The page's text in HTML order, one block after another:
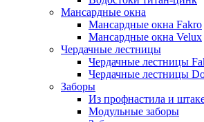
Мансардные окна
Мансардные окна Fakro
Мансардные окна Velux
Чердачные лестницы
Чердачные лестницы
Чердачные лестницы
Заборы
Из профнастила и
Модульные заборы